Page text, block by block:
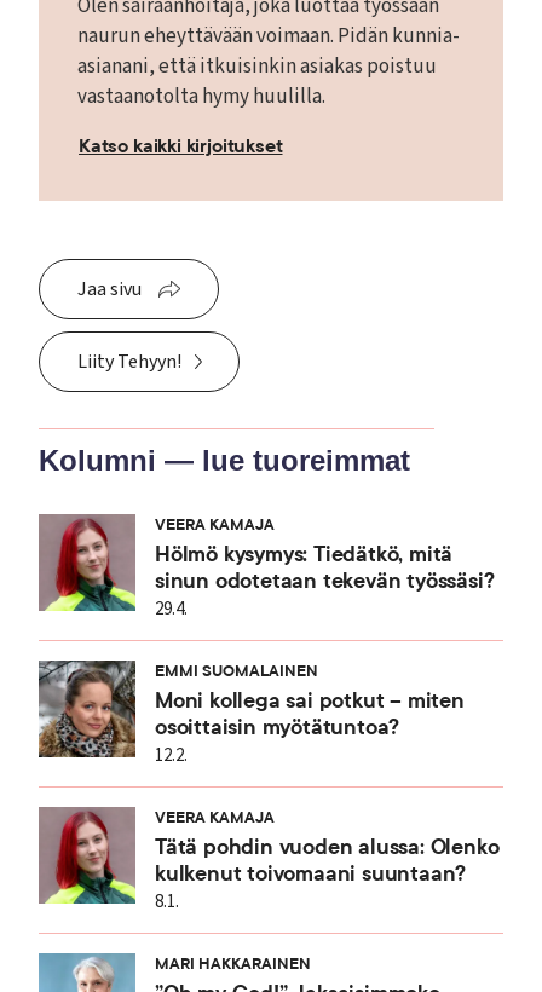
Olen sairaanhoitaja, joka luottaa työssään
naurun eheyttävään voimaan. Pidän kunnia-
asianani, että itkuisinkin asiakas poistuu
vastaanotolta hymy huulilla.
Katso kaikki kirjoitukset
Jaa sivu
Liity Tehyyn!
Kolumni — lue tuoreimmat
VEERA KAMAJA
Hölmö kysymys: Tiedätkö, mitä
sinun odotetaan tekevän työssäsi?
29.4.
EMMI SUOMALAINEN
Moni kollega sai potkut – miten
osoittaisin myötätuntoa?
12.2.
VEERA KAMAJA
Tätä pohdin vuoden alussa: Olenko
kulkenut toivomaani suuntaan?
8.1.
MARI HAKKARAINEN